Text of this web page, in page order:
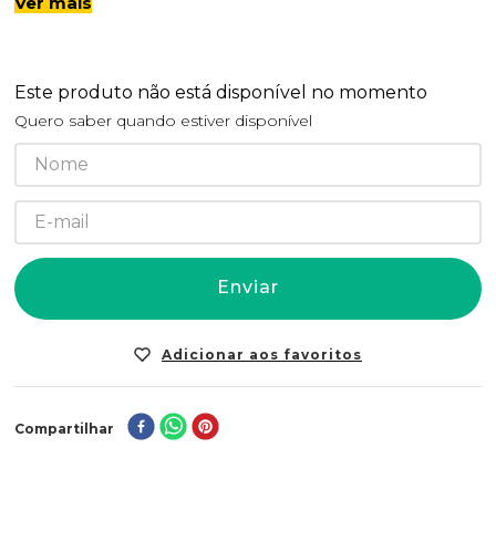
Este produto não está disponível no momento
Quero saber quando estiver disponível
Enviar
Compartilhar